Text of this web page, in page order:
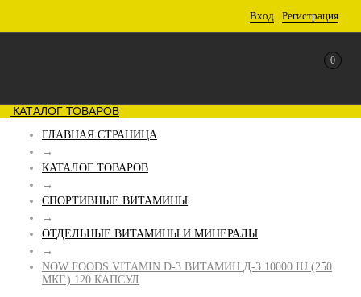
Вход Регистрация
0
КАТАЛОГ ТОВАРОВ
ГЛАВНАЯ СТРАНИЦА
→
КАТАЛОГ ТОВАРОВ
→
СПОРТИВНЫЕ ВИТАМИНЫ
→
ОТДЕЛЬНЫЕ ВИТАМИНЫ И МИНЕРАЛЫ
→
NOW FOODS VITAMIN D-3 ВИТАМИН Д-3 10000 IU (250
МКГ.) 120 КАПСУЛ